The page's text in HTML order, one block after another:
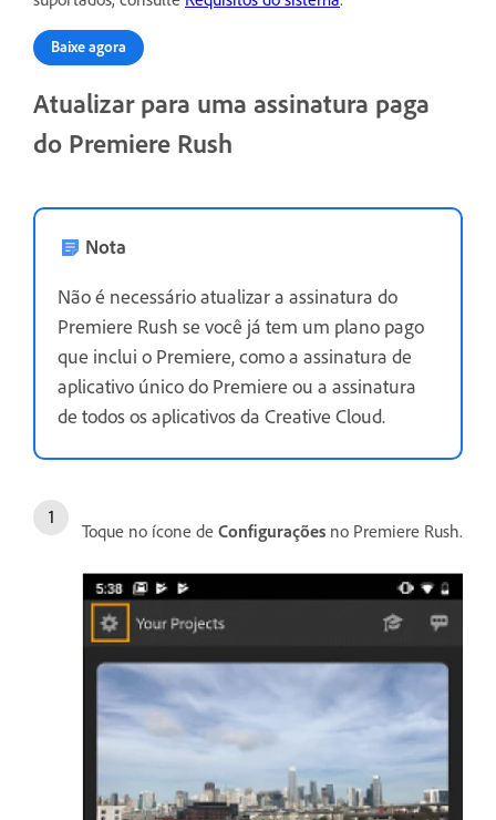
Baixe agora
Atualizar para uma assinatura paga
do Premiere Rush
Nota
Não é necessário atualizar a assinatura do
Premiere Rush se você já tem um plano pago
que inclui o Premiere, como a assinatura de
aplicativo único do Premiere ou a assinatura
de todos os aplicativos da Creative Cloud.
Toque no ícone de Configurações no Premiere Rush.